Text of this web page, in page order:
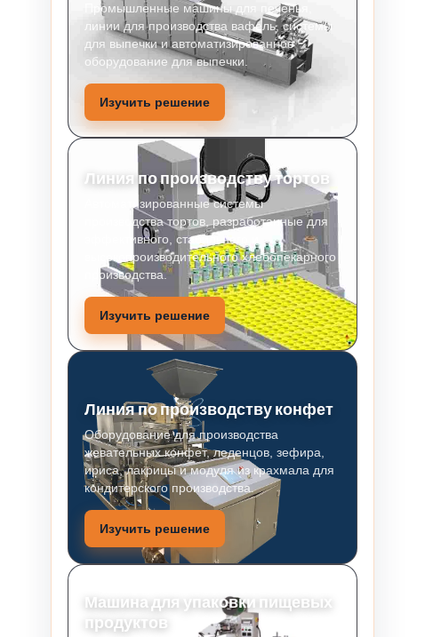
Промышленные машины для печенья,
линии для производства вафель, системы
для выпечки и автоматизированное
оборудование для выпечки.
Изучить решение
Линия по производству тортов
Автоматизированные системы
производства тортов, разработанные для
эффективного, стабильного и
высокопроизводительного хлебопекарного
производства.
Изучить решение
Линия по производству конфет
Оборудование для производства
жевательных конфет, леденцов, зефира,
ириса, лакрицы и модуля из крахмала для
кондитерского производства.
Изучить решение
Машина для упаковки пищевых
продуктов